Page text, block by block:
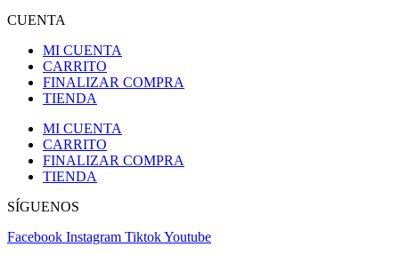
CUENTA
MI CUENTA
CARRITO
FINALIZAR COMPRA
TIENDA
MI CUENTA
CARRITO
FINALIZAR COMPRA
TIENDA
SÍGUENOS
Facebook Instagram TiktokYoutube